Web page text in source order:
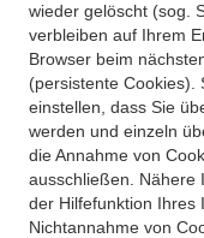
wieder gelöscht (sog.
verbleiben auf Ihrem
Browser beim
(persistente Cookies).
einstellen, dass Sie
werden und einzeln
die Annahme von
ausschließen. Nähere
der Hilfefunktion Ihres
Nichtannahme von